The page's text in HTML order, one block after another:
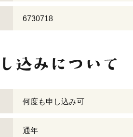
6730718
何度も申し込み可
通年